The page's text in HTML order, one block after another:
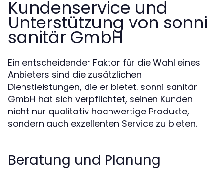
Kundenservice und
Unterstützung von sonni
sanitär GmbH
Ein entscheidender Faktor für die Wahl eines
Anbieters sind die zusätzlichen
Dienstleistungen, die er bietet. sonni sanitär
GmbH hat sich verpflichtet, seinen Kunden
nicht nur qualitativ hochwertige Produkte,
sondern auch exzellenten Service zu bieten.
Beratung und Planung